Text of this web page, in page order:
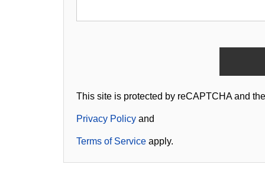
This site is protected by reCAPTCHA and
Privacy Policy and
Terms of Service apply.